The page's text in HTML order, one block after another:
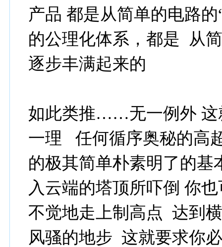
产品 都是从简单的电路
的公理化体系，都是 从
逐步丰满起来的
如此类推……无一例外 这
一理 任何循序奥秘的高
的极其简单朴素明了的基
入云端的塔顶所吓倒 你
不觉地走上制高点 达到
风骚的地步 这就要求你